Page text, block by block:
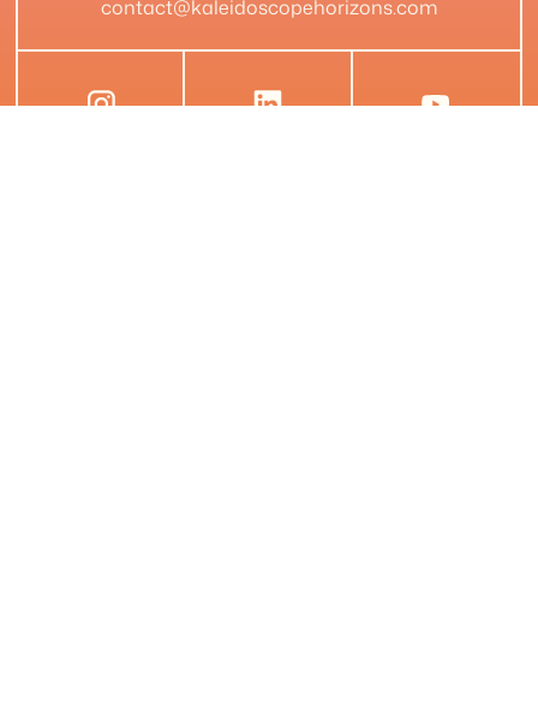
contact@kaleidoscopehorizons.com